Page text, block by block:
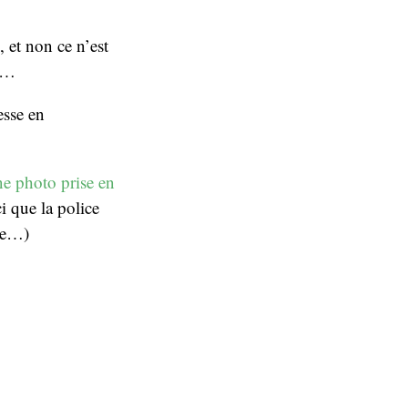
non ce n’est
en
photo prise en
que la police